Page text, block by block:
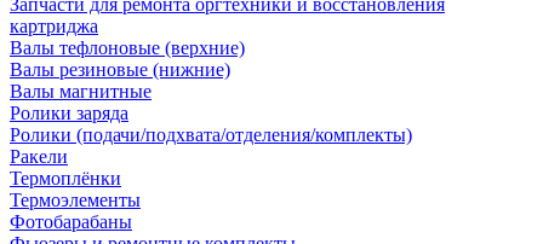
Запчасти для ремонта оргтехники и восстановления
картриджа
Валы тефлоновые (верхние)
Валы резиновые (нижние)
Валы магнитные
Ролики заряда
Ролики (подачи/подхвата/отделения/комплекты)
Ракели
Термоплёнки
Термоэлементы
Фотобарабаны